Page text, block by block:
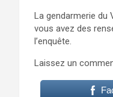
La gendarmerie du
vous avez des
l’enquête.
Laissez un